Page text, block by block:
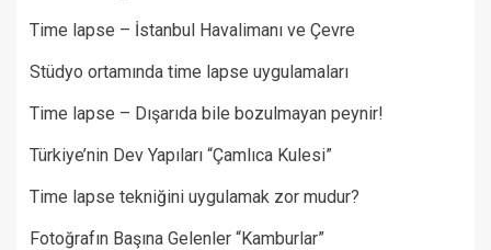
Time lapse – İstanbul Havalimanı ve Çevre
Stüdyo ortamında time lapse uygulamaları
Time lapse – Dışarıda bile bozulmayan peynir!
Türkiye’nin Dev Yapıları “Çamlıca Kulesi”
Time lapse tekniğini uygulamak zor mudur?
Fotoğrafın Başına Gelenler “Kamburlar”​